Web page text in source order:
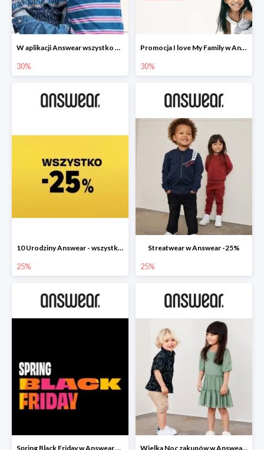
W aplikacji Answear wszystko dla dzieci -30%
30%
Promocja I love My Family w Answear do -30%
30%
10 Urodziny Answear - wszystko -25%
25%
Streatwear w Answear -25%
25%
Spring Black Friday w Answear do -40% Wielka Noc zakupów w Answear do -30%